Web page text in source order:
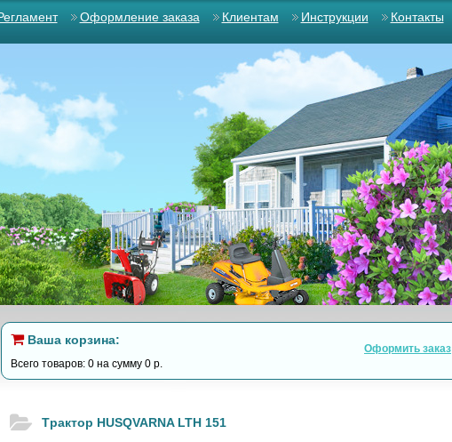
Оформление заказа Клиентам Инструкции Контакты
Ваша корзина:
Всего товаров: 0 на сумму 0 р.
Оформить заказ
Tpaктop HUSQVARNA LTH 151